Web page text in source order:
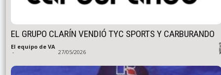
EL GRUPO CLARÍN VENDIÓ TYC SPORTS Y CARBURANDO
El equipo de VA
- 27/05/2026